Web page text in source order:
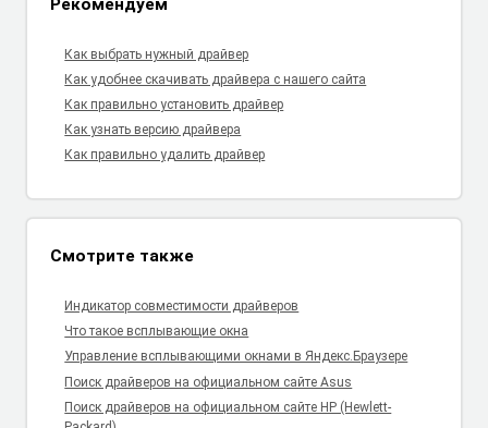
Рекомендуем
Как выбрать нужный драйвер
Как удобнее скачивать драйвера с нашего сайта
Как правильно установить драйвер
Как узнать версию драйвера
Как правильно удалить драйвер
Смотрите также
Индикатор совместимости драйверов
Что такое всплывающие окна
Управление всплывающими окнами в Яндекс.Браузере
Поиск драйверов на официальном сайте Asus
Поиск драйверов на официальном сайте HP (Hewlett-